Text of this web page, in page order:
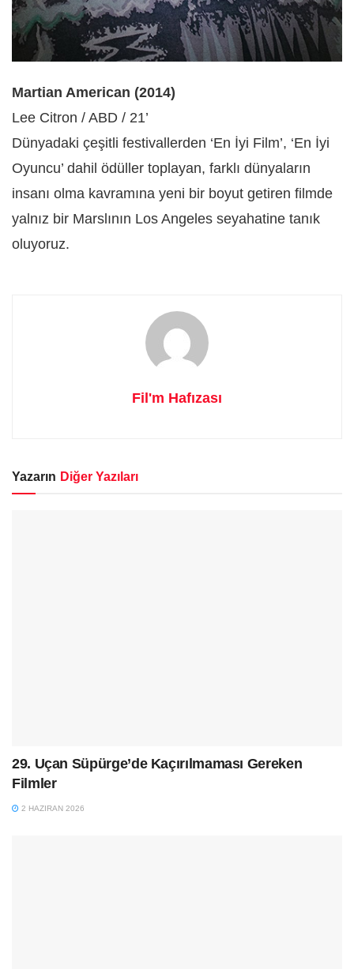
Martian American (2014)
Lee Citron / ABD / 21’
Dünyadaki çeşitli festivallerden ‘En İyi Film’, ‘En İyi
Oyuncu’ dahil ödüller toplayan, farklı dünyaların
insanı olma kavramına yeni bir boyut getiren filmde
yalnız bir Marslının Los Angeles seyahatine tanık
oluyoruz.
Fil'm Hafızası
Yazarın Diğer Yazıları
29. Uçan Süpürge’de Kaçırılmaması Gereken
Filmler
2 HAZIRAN 2026